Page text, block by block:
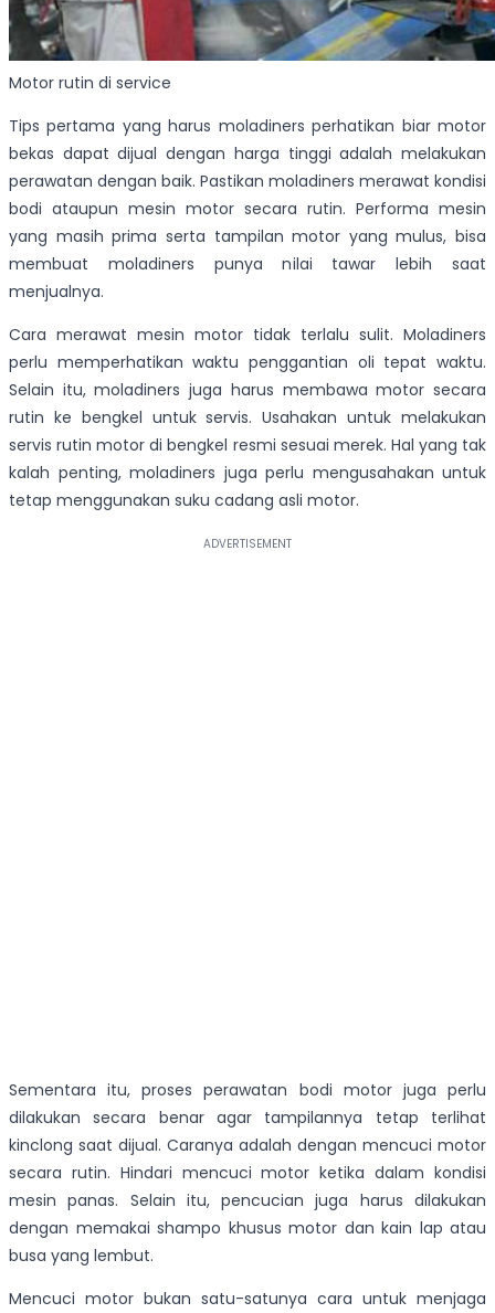
Motor rutin di service
Tips pertama yang harus moladiners perhatikan biar motor
bekas dapat dijual dengan harga tinggi adalah melakukan
perawatan dengan baik. Pastikan moladiners merawat kondisi
bodi ataupun mesin motor secara rutin. Performa mesin
yang masih prima serta tampilan motor yang mulus, bisa
membuat moladiners punya nilai tawar lebih saat
menjualnya.
Cara merawat mesin motor tidak terlalu sulit. Moladiners
perlu memperhatikan waktu penggantian oli tepat waktu.
Selain itu, moladiners juga harus membawa motor secara
rutin ke bengkel untuk servis. Usahakan untuk melakukan
servis rutin motor di bengkel resmi sesuai merek. Hal yang tak
kalah penting, moladiners juga perlu mengusahakan untuk
tetap menggunakan suku cadang asli motor.
Sementara itu, proses perawatan bodi motor juga perlu
dilakukan secara benar agar tampilannya tetap terlihat
kinclong saat dijual. Caranya adalah dengan mencuci motor
secara rutin. Hindari mencuci motor ketika dalam kondisi
mesin panas. Selain itu, pencucian juga harus dilakukan
dengan memakai shampo khusus motor dan kain lap atau
busa yang lembut.
Mencuci motor bukan satu-satunya cara untuk menjaga